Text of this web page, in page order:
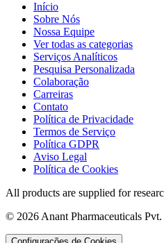
Início
Sobre Nós
Nossa Equipe
Ver todas as categorias
Serviços Analíticos
Pesquisa Personalizada
Colaboração
Carreiras
Contato
Política de Privacidade
Termos de Serviço
Política GDPR
Aviso Legal
Política de Cookies
All products are supplied for
© 2026 Anant Pharmaceuticals